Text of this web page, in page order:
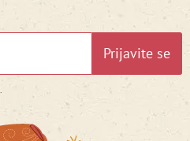
Prijavite se